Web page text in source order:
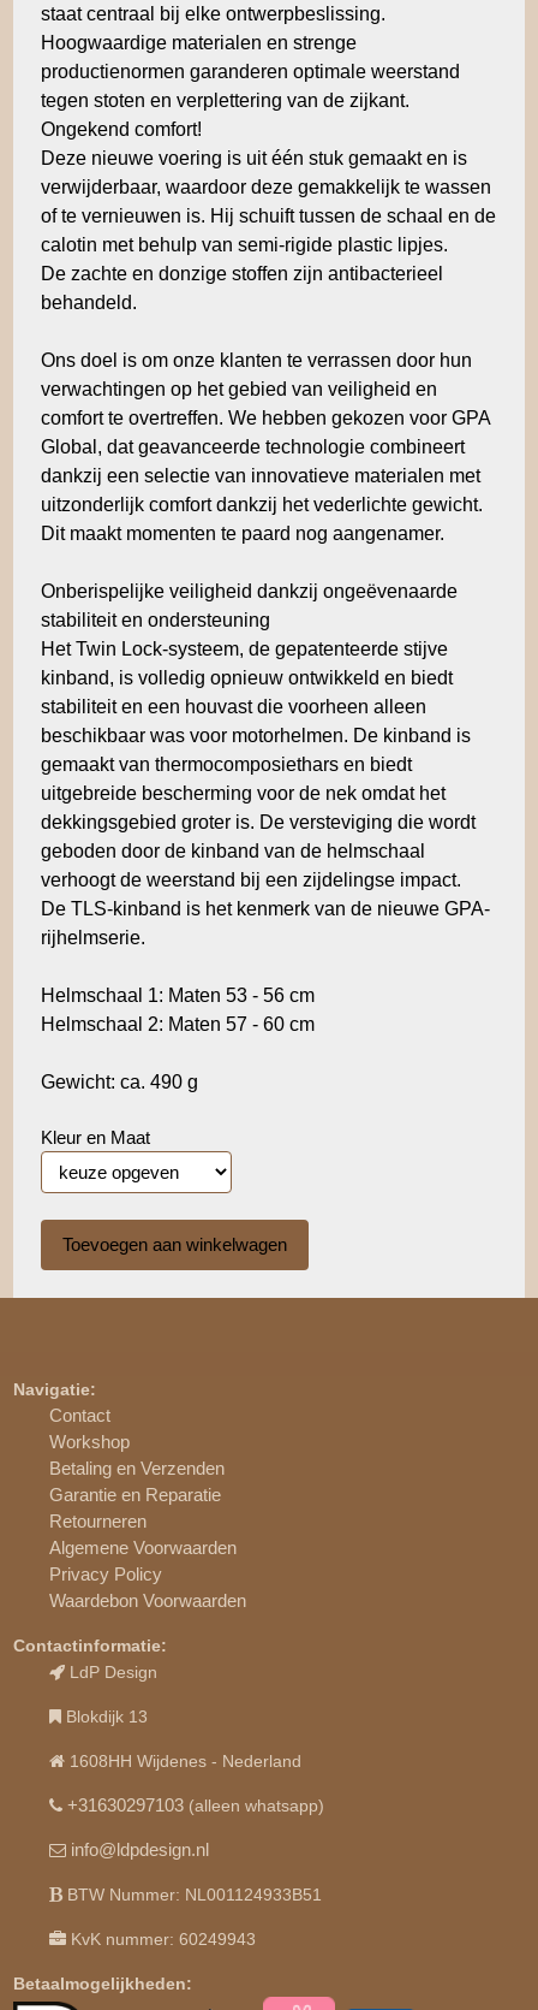
staat centraal bij elke ontwerpbeslissing.
Hoogwaardige materialen en strenge
productienormen garanderen optimale weerstand
tegen stoten en verplettering van de zijkant.
Ongekend comfort!
Deze nieuwe voering is uit één stuk gemaakt en is
verwijderbaar, waardoor deze gemakkelijk te wassen
of te vernieuwen is. Hij schuift tussen de schaal en de
calotin met behulp van semi-rigide plastic lipjes.
De zachte en donzige stoffen zijn antibacterieel
behandeld.
Ons doel is om onze klanten te verrassen door hun
verwachtingen op het gebied van veiligheid en
comfort te overtreffen. We hebben gekozen voor GPA
Global, dat geavanceerde technologie combineert
dankzij een selectie van innovatieve materialen met
uitzonderlijk comfort dankzij het vederlichte gewicht.
Dit maakt momenten te paard nog aangenamer.
Onberispelijke veiligheid dankzij ongeëvenaarde
stabiliteit en ondersteuning
Het Twin Lock-systeem, de gepatenteerde stijve
kinband, is volledig opnieuw ontwikkeld en biedt
stabiliteit en een houvast die voorheen alleen
beschikbaar was voor motorhelmen. De kinband is
gemaakt van thermocomposiethars en biedt
uitgebreide bescherming voor de nek omdat het
dekkingsgebied groter is. De versteviging die wordt
geboden door de kinband van de helmschaal
verhoogt de weerstand bij een zijdelingse impact.
De TLS-kinband is het kenmerk van de nieuwe GPA-
rijhelmserie.
Helmschaal 1: Maten 53 - 56 cm
Helmschaal 2: Maten 57 - 60 cm
Gewicht: ca. 490 g
Kleur en Maat
Navigatie:
Contact
Workshop
Betaling en Verzenden
Garantie en Reparatie
Retourneren
Algemene Voorwaarden
Privacy Policy
Waardebon Voorwaarden
Contactinformatie:
LdP Design
Blokdijk 13
1608HH Wijdenes - Nederland
+31630297103 (alleen whatsapp)
info@ldpdesign.nl
BTW Nummer: NL001124933B51
KvK nummer: 60249943
Betaalmogelijkheden: